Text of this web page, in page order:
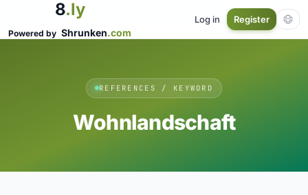
8.ly
Powered by Shrunken.com
Log in Register
REFERENCES / KEYWORD
Wohnlandschaft